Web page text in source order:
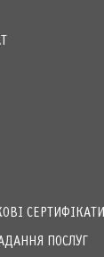
СЕРТИФІКАТИ
ПОСЛУГ